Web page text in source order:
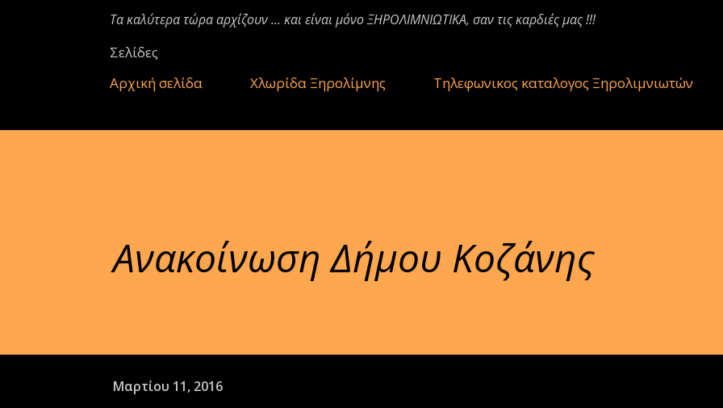
Τα καλύτερα τώρα αρχίζουν ... και είναι μόνο ΞΗΡΟΛΙΜΝΙΩΤΙΚΑ, σαν τις καρδιές μας !!!
Σελίδες
Αρχική σελίδα
Χλωρίδα Ξηρολίμνης Τηλεφωνικος καταλογος Ξηρολιμνιωτών
Ανακοίνωση Δήμου Κοζάνης
Μαρτίου 11, 2016